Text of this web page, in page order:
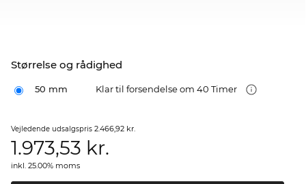
Størrelse og rådighed
50 mm Klar til forsendelse om 40 Timer
Vejledende udsalgspris 2.466,92 kr.
1.973,53 kr.
inkl. 25.00% moms